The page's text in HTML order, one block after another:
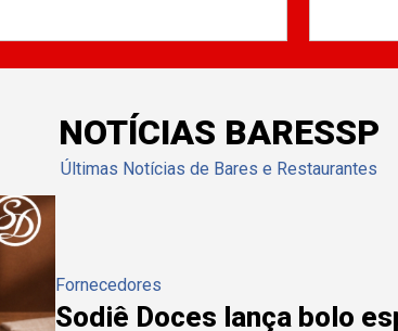
NOTÍCIAS BARESSP
Últimas Notícias de Bares e Restaurantes
Fornecedores
Sodiê Doces lança bolo